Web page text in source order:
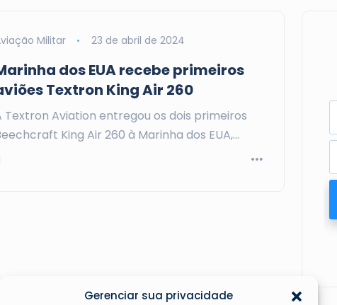
Gerenciar sua privacidade
Militar 23 de abril de 2024
dos EUA recebe primeiros
Textron King Air 260
Textron Aviation entregou os dois primeiros
King Air 260 à Marinha dos EUA,…